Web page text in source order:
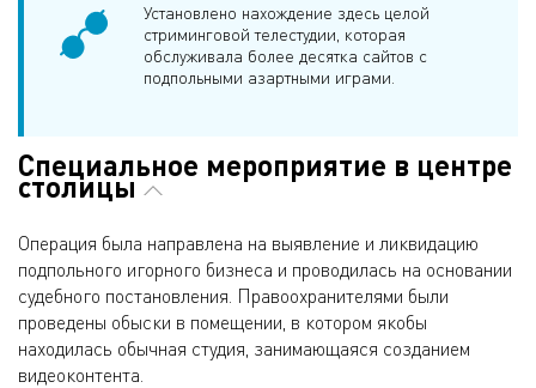
Установлено нахождение здесь целой
стриминговой телестудии, которая
обслуживала более десятка сайтов с
подпольными азартными играми.
Специальное мероприятие в центре
столицы
Операция была направлена на выявление и ликвидацию
подпольного игорного бизнеса и проводилась на основании
судебного постановления. Правоохранителями были
проведены обыски в помещении, в котором якобы
находилась обычная студия, занимающаяся созданием
видеоконтента.